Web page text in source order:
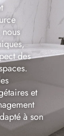
des
et
à son